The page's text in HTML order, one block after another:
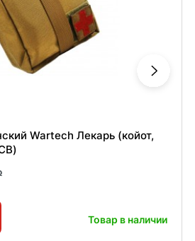
Wartech Лекарь (койот,
Товар в наличии